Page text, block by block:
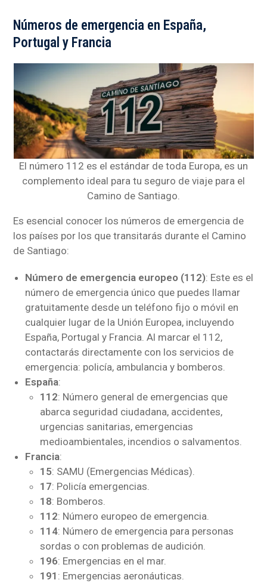
Números de emergencia en España,
Portugal y Francia
El número 112 es el estándar de toda Europa, es un
complemento ideal para tu seguro de viaje para el
Camino de Santiago.
Es esencial conocer los números de emergencia de
los países por los que transitarás durante el Camino
de Santiago:
Número de emergencia europeo (112): Este es el
número de emergencia único que puedes llamar
gratuitamente desde un teléfono fijo o móvil en
cualquier lugar de la Unión Europea, incluyendo
España, Portugal y Francia. Al marcar el 112,
contactarás directamente con los servicios de
emergencia: policía, ambulancia y bomberos.
España:
112: Número general de emergencias que
abarca seguridad ciudadana, accidentes,
urgencias sanitarias, emergencias
medioambientales, incendios o salvamentos.
Francia:
15: SAMU (Emergencias Médicas).
17: Policía emergencias.
18: Bomberos.
112: Número europeo de emergencia.
114: Número de emergencia para personas
sordas o con problemas de audición.
196: Emergencias en el mar.
191 : Emergencias aeronáuticas.